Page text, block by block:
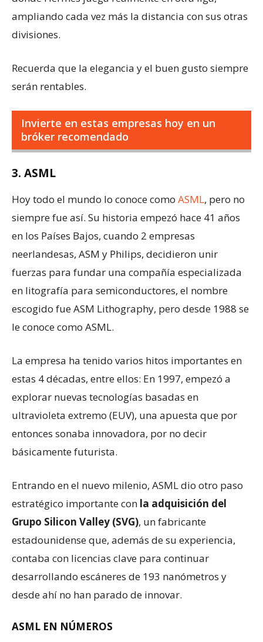
ampliando cada vez más la distancia con sus otras
divisiones.
Recuerda que la elegancia y el buen gusto siempre
serán rentables.
Invierte en estas empresas hoy en un
bróker recomendado
3. ASML
Hoy todo el mundo lo conoce como ASML, pero no
siempre fue así. Su historia empezó hace 41 años
en los Países Bajos, cuando 2 empresas
neerlandesas, ASM y Philips, decidieron unir
fuerzas para fundar una compañía especializada
en litografía para semiconductores, el nombre
escogido fue ASM Lithography, pero desde 1988 se
le conoce como ASML.
La empresa ha tenido varios hitos importantes en
estas 4 décadas, entre ellos: En 1997, empezó a
explorar nuevas tecnologías basadas en
ultravioleta extremo (EUV), una apuesta que por
entonces sonaba innovadora, por no decir
básicamente futurista.
Entrando en el nuevo milenio, ASML dio otro paso
estratégico importante con la adquisición del
Grupo Silicon Valley (SVG), un fabricante
estadounidense que, además de su experiencia,
contaba con licencias clave para continuar
desarrollando escáneres de 193 nanómetros y
desde ahí no han parado de innovar.
ASML EN NÚMEROS